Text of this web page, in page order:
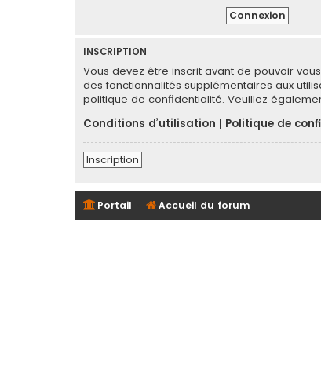
INSCRIPTION
Vous devez être inscrit avant de pouvoir
des fonctionnalités supplémentaires aux
politique de confidentialité. Veuillez
Conditions d’utilisation
Politique de
Inscription
Portail Accueil du forum